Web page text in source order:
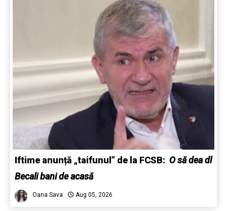
Iftime anunță „taifunul” de la FCSB: O să dea dl
Becali bani de acasă
Oana Sava Aug 05, 2026